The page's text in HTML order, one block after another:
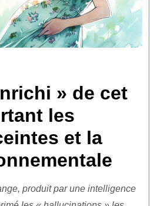
» de cet
les
et la
produit par une intelligence